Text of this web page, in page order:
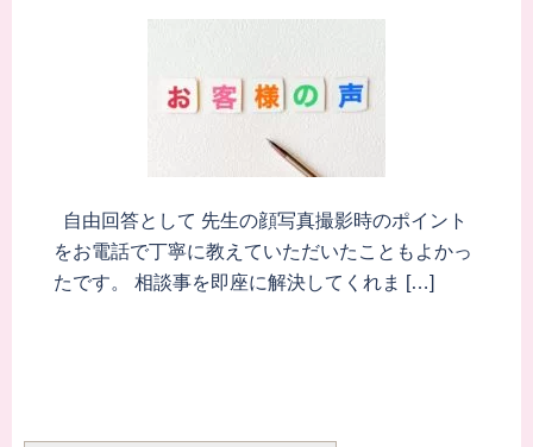
自由回答として 先生の顔写真撮影時のポイント
をお電話で丁寧に教えていただいたこともよかっ
たです。 相談事を即座に解決してくれま […]